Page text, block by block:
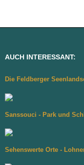
AUCH INTERESSANT:
Die Feldberger
Sanssouci - Park und
Sehenswerte Orte -